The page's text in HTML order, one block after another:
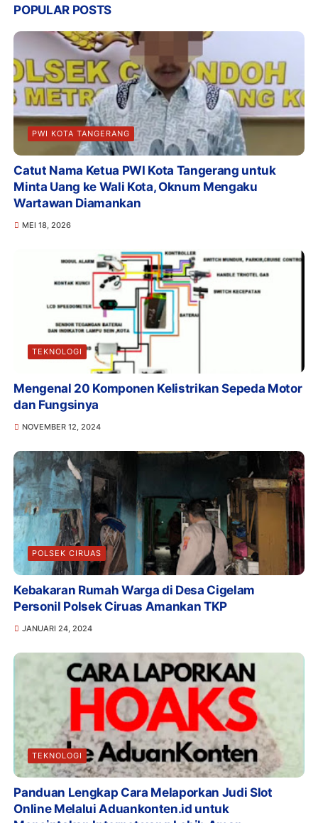
POPULAR POSTS
PWI KOTA TANGERANG
Catut Nama Ketua PWI Kota Tangerang untuk
Minta Uang ke Wali Kota, Oknum Mengaku
Wartawan Diamankan
MEI 18, 2026
TEKNOLOGI
Mengenal 20 Komponen Kelistrikan Sepeda Motor
dan Fungsinya
NOVEMBER 12, 2024
POLSEK CIRUAS
Kebakaran Rumah Warga di Desa Cigelam
Personil Polsek Ciruas Amankan TKP
JANUARI 24, 2024
TEKNOLOGI
Panduan Lengkap Cara Melaporkan Judi Slot
Online Melalui Aduankonten.id untuk